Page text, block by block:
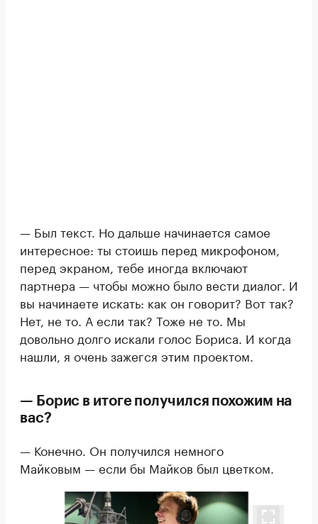
— Был текст. Но дальше начинается самое
интересное: ты стоишь перед микрофоном,
перед экраном, тебе иногда включают
партнера — чтобы можно было вести диалог. И
вы начинаете искать: как он говорит? Вот так?
Нет, не то. А если так? Тоже не то. Мы
довольно долго искали голос Бориса. И когда
нашли, я очень зажегся этим проектом.
— Борис в итоге получился похожим на
вас?
— Конечно. Он получился немного
Майковым — если бы Майков был цветком.